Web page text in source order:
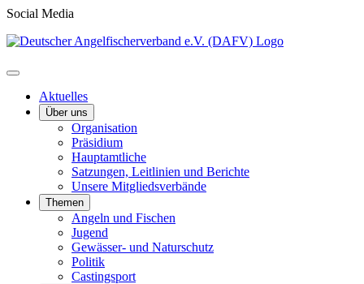
Social Media
Aktuelles
Über uns
Organisation
Präsidium
Hauptamtliche
Satzungen, Leitlinien und Berichte
Unsere Mitgliedsverbände
Themen
Angeln und Fischen
Jugend
Gewässer- und Naturschutz
Politik
Castingsport